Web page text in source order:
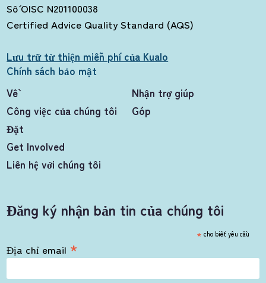
Số OISC N201100038
Certified Advice Quality Standard (AQS)
Lưu trữ từ thiện miễn phí của Kualo
Chính sách bảo mật
Về
Công việc của chúng tôi
Đặt
Get Involved
Liên hệ với chúng tôi
Nhận trợ giúp
Góp
Đăng ký nhận bản tin của chúng tôi
* cho biết yêu cầu
Địa chỉ email *